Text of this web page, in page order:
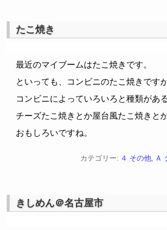
たこ焼き
最近のマイブームはたこ焼きです。
といっても、コンビニのたこ焼きです
コンビニによっていろいろと種類があ
チーズたこ焼きとか屋台風たこ焼きと
おもしろいですね。
カテゴリー: ４ その他, Ａ
きしめん＠名古屋市